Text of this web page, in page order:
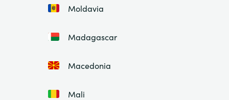
Moldavia
Madagascar
Macedonia
Mali